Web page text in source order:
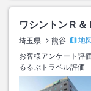
ワシントンＲ
埼玉県 熊谷
地
お客様アンケート評価
るるぶトラベル評価